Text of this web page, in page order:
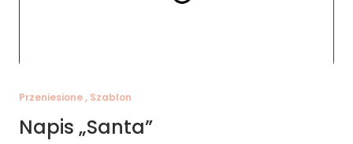
Przeniesione , Szablon
Napis „Santa”